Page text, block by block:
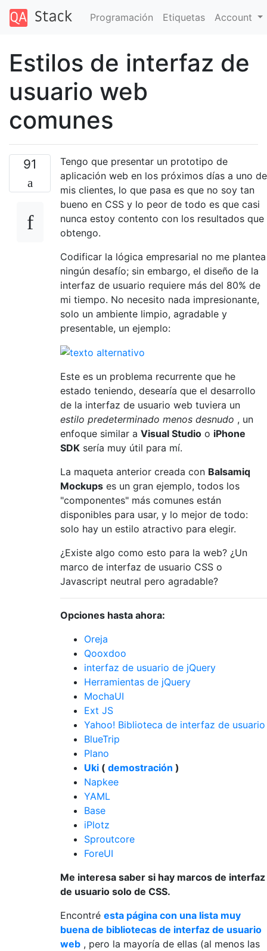
Programación Etiquetas Account
Estilos de interfaz de
usuario web
comunes
91
Tengo que presentar un prototipo de
aplicación web en los próximos días a uno de
mis clientes, lo que pasa es que no soy tan
bueno en CSS y lo peor de todo es que casi
nunca estoy contento con los resultados que
obtengo.
Codificar la lógica empresarial no me plantea
ningún desafío; sin embargo, el diseño de la
interfaz de usuario requiere más del 80% de
mi tiempo. No necesito nada impresionante,
solo un ambiente limpio, agradable y
presentable, un ejemplo:
Este es un problema recurrente que he
estado teniendo, desearía que el desarrollo
de la interfaz de usuario web tuviera un
estilo predeterminado menos desnudo , un
enfoque similar a Visual Studio o iPhone
SDK sería muy útil para mí.
La maqueta anterior creada con Balsamiq
Mockups es un gran ejemplo, todos los
"componentes" más comunes están
disponibles para usar, y lo mejor de todo:
solo hay un estilo atractivo para elegir.
¿Existe algo como esto para la web? ¿Un
marco de interfaz de usuario CSS o
Javascript neutral pero agradable?
Opciones hasta ahora:
Oreja
Qooxdoo
interfaz de usuario de jQuery
Herramientas de jQuery
MochaUI
Ext JS
Yahoo! Biblioteca de interfaz de usuario
BlueTrip
Plano
Uki ( demostración )
Napkee
YAML
Base
iPlotz
Sproutcore
ForeUI
Me interesa saber si hay marcos de interfaz
de usuario solo de CSS.
Encontré esta página con una lista muy
buena de bibliotecas de interfaz de usuario
web , pero la mayoría de ellas (al menos las